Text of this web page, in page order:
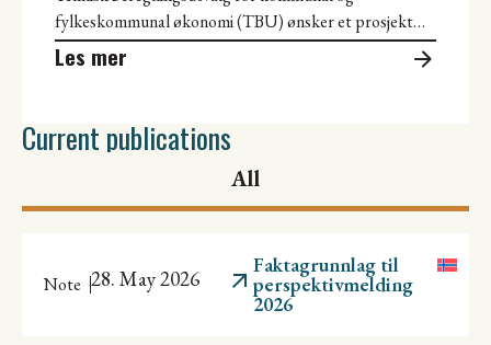
fylkeskommunal økonomi (TBU) ønsker et prosjekt
med en rapport som skal belyse hvordan demografiske
Les mer
Current publications
All
Note 28. May 2026 Faktagrunnlag til
perspektivmelding
2026